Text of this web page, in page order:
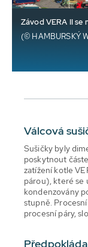
Závod VERA II se
(© HAMBURSKÝ
Válcová
Sušičky byly
poskytnout
zatížení kotle
párou), které se
kondenzovány
stupně.
procesní páry,